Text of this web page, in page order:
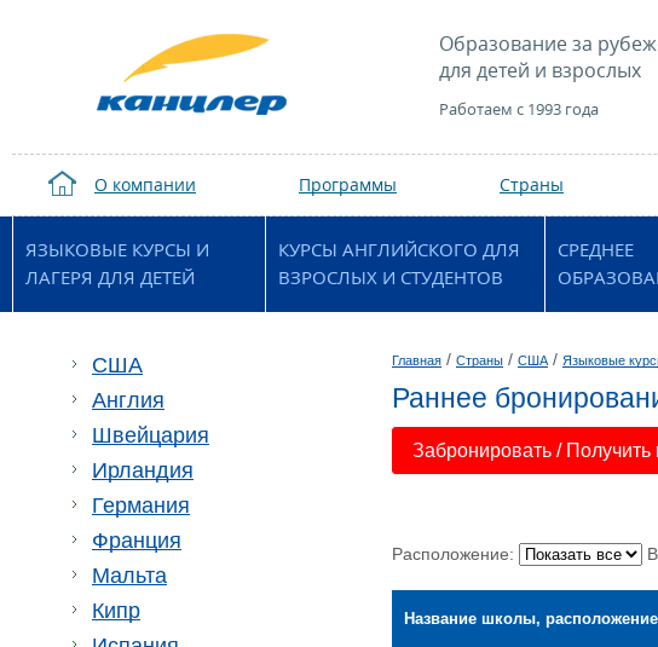
Образование за
для детей и взрослых
Работаем с 1993 года
О компании Программы Страны
ЯЗЫКОВЫЕ КУРСЫ И
ЛАГЕРЯ ДЛЯ ДЕТЕЙ
КУРСЫ АНГЛИЙСКОГО ДЛЯ
ВЗРОСЛЫХ И СТУДЕНТОВ
СРЕДНЕЕ
Англия
Швейцария
США
Ирландия
Германия
Франция
Мальта
Кипр
Главная / Страны / США / Языковые
Раннее
Забронировать / Получить
Расположение:
Название школы, расположение